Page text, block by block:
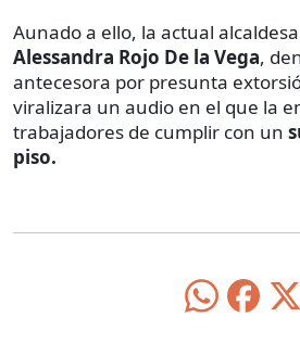
Aunado a ello, la actual
Alessandra Rojo De la Vega,
antecesora por presunta
viralizara un audio en el que la
trabajadores de cumplir con un
piso.